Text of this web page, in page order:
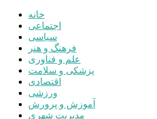
خانه
اجتماعی
سیاسی
فرهنگ و هنر
علم و فناوری
پزشکی و سلامت
اقتصادی
ورزشی
آموزش و پرورش
مدیریت شهری